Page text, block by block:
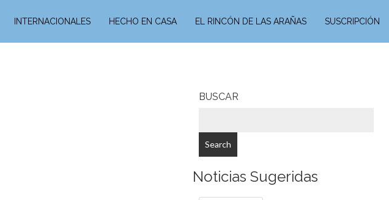
INTERNACIONALES HECHO EN CASA EL RINCÓN DE LAS ARAÑAS SUSCRIPCIÓN
BUSCAR
Noticias Sugeridas